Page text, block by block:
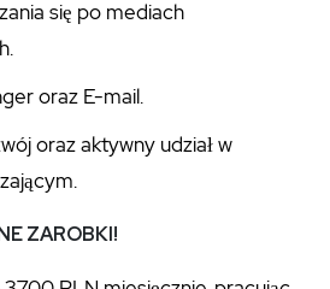
się po mediach
oraz E-mail.
oraz aktywny udział w
ZAROBKI!